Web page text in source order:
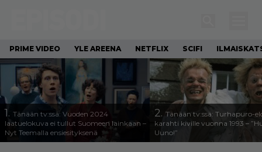
PRIME VIDEO YLE AREENA NETFLIX SCIFI
1. Tänään tv:ssä: Vuoden 2024
laatuelokuva ei tullut Suomeen lainkaan –
Nyt Teemalla ensiesityksenä
2. Tänään tv:ssä: Turhapuro-
karahti kiville vuonna 1993 –
Uuno!”